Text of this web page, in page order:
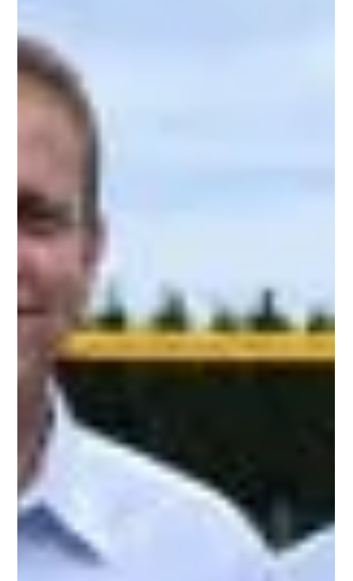
24. Juli 2017
Die Beachmeister 2017
dem Beachplatz die diesjährigen „Beachmeister“
ermittelt. Es haben sich insgesamt 4...